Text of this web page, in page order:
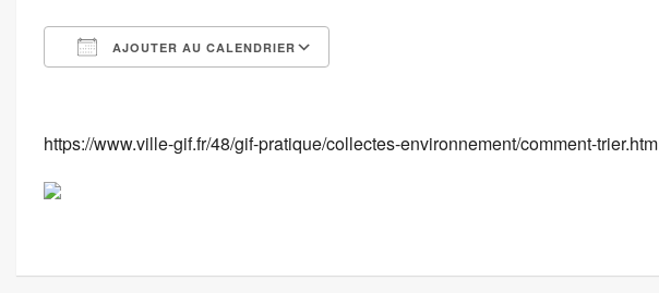
AJOUTER AU CALENDRIER
https://www.ville-gif.fr/48/gif-pratique/collectes-environnement/comment-trier.htm